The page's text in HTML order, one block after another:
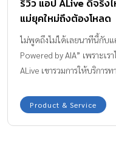
แม่ยุคใหม่ถึงต้องโหลด
ไม่พูดถึงไม่ได้เลยนาทีนี้กับ
Powered by AIA” เพราะเ
ALive เขารวมการให้บริกา
เติบโตของลูก ฯลฯ ที่เด็ดสุ
หมอ พยาบาลแบบเห็นหน้า
Product & Service